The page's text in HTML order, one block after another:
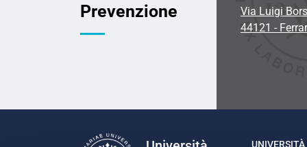
Prevenzione
Via Luigi
44121 -
UNIVERSITÀ